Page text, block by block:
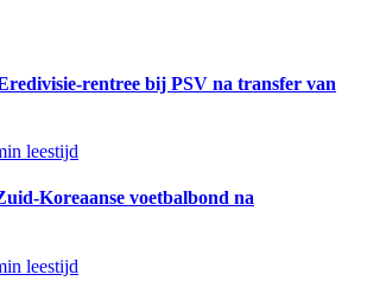
rentree bij PSV na transfer van
leestijd
Koreaanse voetbalbond na
leestijd